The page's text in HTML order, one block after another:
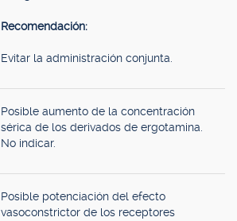
Recomendación:
Evitar la administración conjunta.
Posible aumento de la concentración
sérica de los derivados de ergotamina.
No indicar.
Posible potenciación del efecto
vasoconstrictor de los receptores